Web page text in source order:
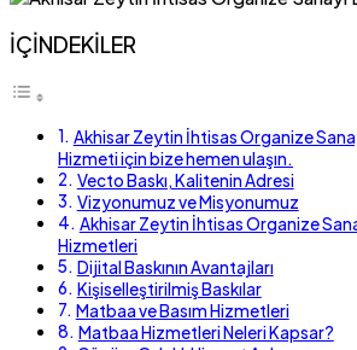
İÇİNDEKİLER
Akhisar Zeytin İhtisas Organize
Hizmeti için bize hemen ulaşın.
Vecto Baskı, Kalitenin Adresi
Vizyonumuz ve Misyonumuz
Akhisar Zeytin İhtisas Organize
Hizmetleri
Dijital Baskının Avantajları
Kişiselleştirilmiş Baskılar
Matbaa ve Basım Hizmetleri
Matbaa Hizmetleri Neleri Kapsar?